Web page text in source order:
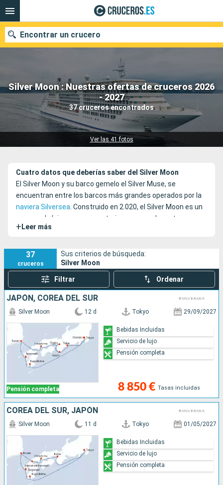
Silver Moon : Nuestras ofertas de cruceros 2026
- 2027
37 cruceros encontrados
Ver las 41 fotos
Encontrar un crucero
Nuestros destinos
Fecha de salida
Cuatro datos que deberías saber del Silver Moon
El Silver Moon y su barco gemelo el Silver Muse, se
encuentran entre los barcos más grandes operados por la
naviera Silversea. Construido en 2.020, el Silver Moon es un
crucero de lujo que se caracteriza por sus elegantes
interiores, su cuidada decoración y su cálido e íntimo
+ Leer más
37
cruceros
Sus criterios de búsqueda:
Silver Moon
Filtrar Ordenar
JAPÓN, COREA DEL SUR
Pensión completa
Silver Moon 12 d Tokyo 29/09/2027
8 850 € Tasas incluidas
Bebidas Incluidas
Servicio de lujo
Pensión completa
COREA DEL SUR, JAPÓN
Silver Moon 11 d Tokyo 01/05/2027
Bebidas Incluidas
Servicio de lujo
Pensión completa